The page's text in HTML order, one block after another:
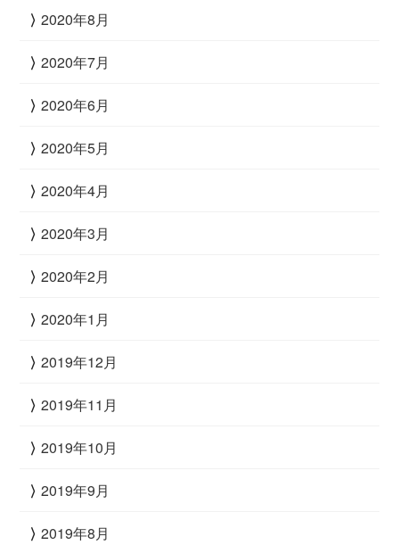
2020年8月
2020年7月
2020年6月
2020年5月
2020年4月
2020年3月
2020年2月
2020年1月
2019年12月
2019年11月
2019年10月
2019年9月
2019年8月